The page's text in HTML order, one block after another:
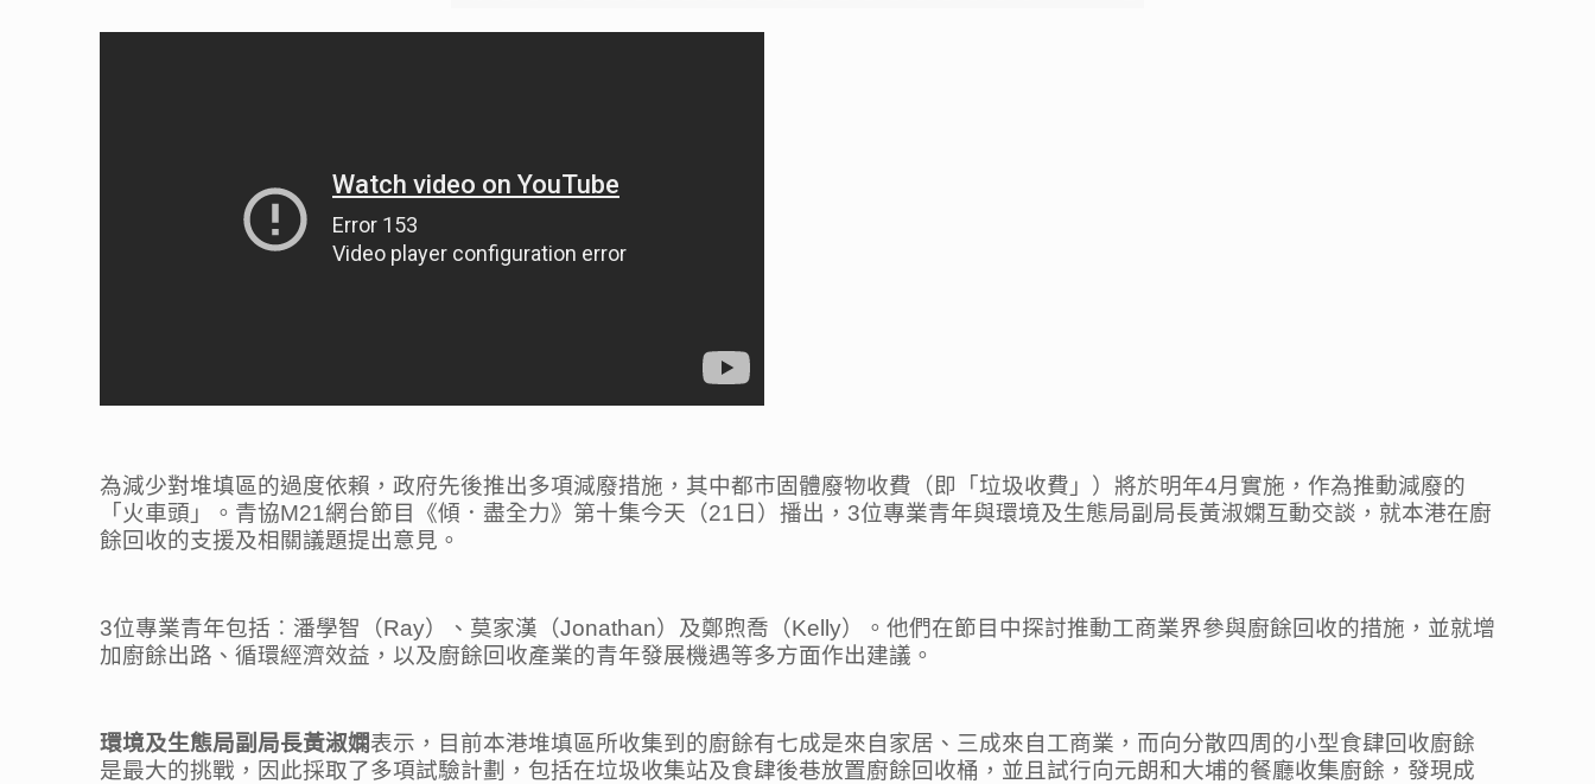
為減少對堆填區的過度依賴，政府先後推出多項減廢措施，其中都市固體廢物收費（即「垃圾收費」）將於明年4月實施，作為推動減廢的
「火車頭」。青協M21網台節目《傾．盡全力》第十集今天（21日）播出，3位專業青年與環境及生態局副局長黃淑嫻互動交談，就本港在廚
餘回收的支援及相關議題提出意見。
3位專業青年包括︰潘學智（Ray）、莫家漢（Jonathan）及鄭煦喬（Kelly）。他們在節目中探討推動工商業界參與廚餘回收的措施，並就增
加廚餘出路、循環經濟效益，以及廚餘回收產業的青年發展機遇等多方面作出建議。
環境及生態局副局長黃淑嫻表示，目前本港堆填區所收集到的廚餘有七成是來自家居、三成來自工商業，而向分散四周的小型食肆回收廚餘
是最大的挑戰，因此採取了多項試驗計劃，包括在垃圾收集站及食肆後巷放置廚餘回收桶，並且試行向元朗和大埔的餐廳收集廚餘，發現成